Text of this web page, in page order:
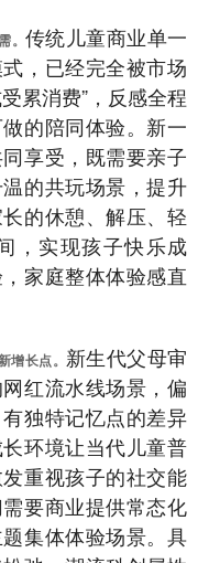
。 传统儿童商业单一
，已经完全被市场
累消费”，反感全程
的陪同体验。新一
享受，既需要亲子
的共玩场景，提升
的休憩、解压、轻
，实现孩子快乐成
家庭整体体验感直
增长点。 新生代父母审
红流水线场景，偏
独特记忆点的差异
环境让当代儿童普
重视孩子的社交能
要商业提供常态化
集体体验场景。具